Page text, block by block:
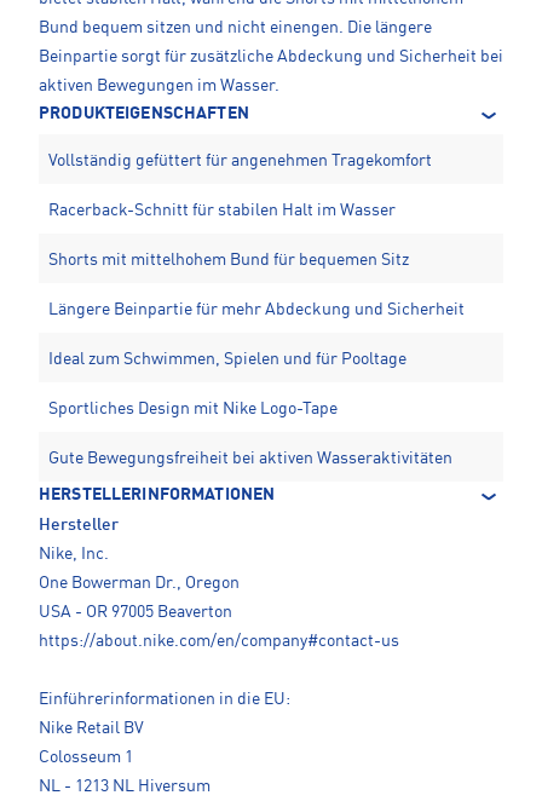
Bund bequem sitzen und nicht einengen. Die längere
Beinpartie sorgt für zusätzliche Abdeckung und Sicherheit bei
aktiven Bewegungen im Wasser.
PRODUKTEIGENSCHAFTEN
Vollständig gefüttert für angenehmen Tragekomfort
Racerback-Schnitt für stabilen Halt im Wasser
Shorts mit mittelhohem Bund für bequemen Sitz
Längere Beinpartie für mehr Abdeckung und Sicherheit
Ideal zum Schwimmen, Spielen und für Pooltage
Sportliches Design mit Nike Logo-Tape
Gute Bewegungsfreiheit bei aktiven Wasseraktivitäten
HERSTELLERINFORMATIONEN
Hersteller
Nike, Inc.
One Bowerman Dr., Oregon
USA - OR 97005 Beaverton
https://about.nike.com/en/company#contact-us
Einführerinformationen in die EU:
Nike Retail BV
Colosseum 1
NL - 1213 NL Hiversum